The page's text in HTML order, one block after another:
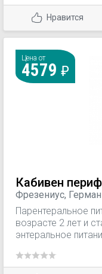
Нравится
Цена от
4579
Кабивен
Фрезениус,
Парентеральное
возрасте 2 лет и
энтеральное